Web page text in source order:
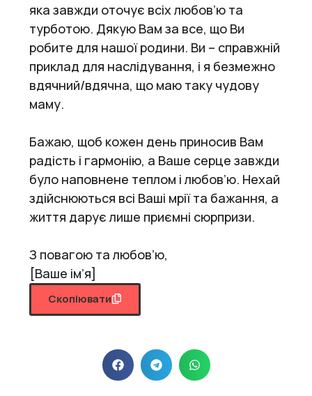
яка завжди оточує всіх любов’ю та
турботою. Дякую Вам за все, що Ви
робите для нашої родини. Ви – справжній
приклад для наслідування, і я безмежно
вдячний/вдячна, що маю таку чудову
маму.
Бажаю, щоб кожен день приносив Вам
радість і гармонію, а Ваше серце завжди
було наповнене теплом і любов’ю. Нехай
здійснюються всі Ваші мрії та бажання, а
життя дарує лише приємні сюрпризи.
З повагою та любов’ю,
[Ваше ім’я]
Скопіювати